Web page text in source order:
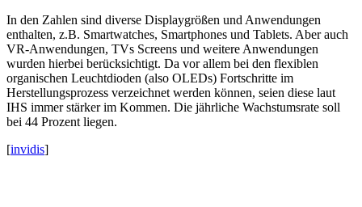
In den Zahlen sind diverse Displaygrößen und Anwendungen
enthalten, z.B. Smartwatches, Smartphones und Tablets. Aber auch
VR-Anwendungen, TVs Screens und weitere Anwendungen
wurden hierbei berücksichtigt. Da vor allem bei den flexiblen
organischen Leuchtdioden (also OLEDs) Fortschritte im
Herstellungsprozess verzeichnet werden können, seien diese laut
IHS immer stärker im Kommen. Die jährliche Wachstumsrate soll
bei 44 Prozent liegen.
[invidis]